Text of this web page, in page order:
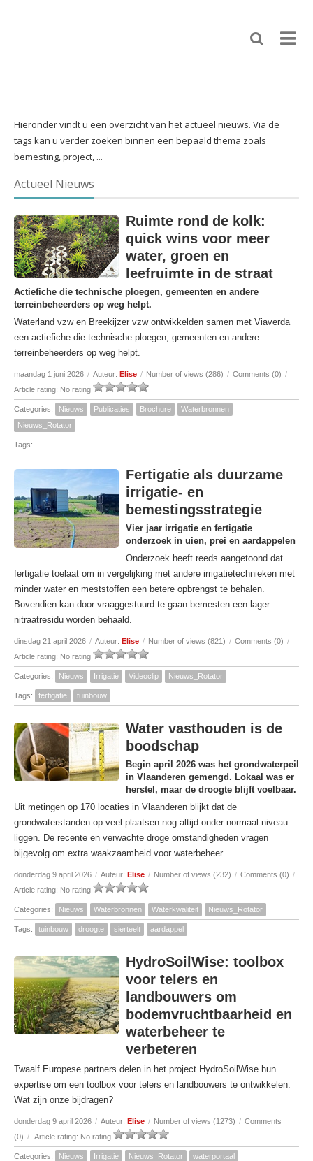
Hieronder vindt u een overzicht van het actueel nieuws. Via de
tags kan u verder zoeken binnen een bepaald thema zoals
bemesting, project, ...
Actueel Nieuws
Ruimte rond de kolk:
quick wins voor meer
water, groen en
leefruimte in de straat
Actiefiche die technische ploegen, gemeenten en andere
terreinbeheerders op weg helpt.
Waterland vzw en Breekijzer vzw ontwikkelden samen met Viaverda
een actiefiche die technische ploegen, gemeenten en andere
terreinbeheerders op weg helpt.
maandag 1 juni 2026 / Auteur: Elise / Number of views (286) / Comments (0) /
Article rating: No rating
Categories: Nieuws Publicaties Brochure
Waterbronnen
Nieuws_Rotator
Tags:
Fertigatie als duurzame
irrigatie- en
bemestingsstrategie
Vier jaar irrigatie en fertigatie
onderzoek in uien, prei en aardappelen
Onderzoek heeft reeds aangetoond dat
fertigatie toelaat om in vergelijking met andere irrigatietechnieken met
minder water en meststoffen een betere opbrengst te behalen.
Bovendien kan door vraaggestuurd te gaan bemesten een lager
nitraatresidu worden behaald.
dinsdag 21 april 2026 / Auteur: Elise / Number of views (821) / Comments (0) /
Article rating: No rating
Categories: Nieuws Irrigatie Videoclip Nieuws_Rotator
Tags: fertigatie tuinbouw
Water vasthouden is de
boodschap
Begin april 2026 was het grondwaterpeil
in Vlaanderen gemengd. Lokaal was er
herstel, maar de droogte blijft voelbaar.
Uit metingen op 170 locaties in Vlaanderen blijkt dat de
grondwaterstanden op veel plaatsen nog altijd onder normaal niveau
liggen. De recente en verwachte droge omstandigheden vragen
bijgevolg om extra waakzaamheid voor waterbeheer.
donderdag 9 april 2026 / Auteur: Elise / Number of views (232) / Comments (0) /
Article rating: No rating
Categories: Nieuws Waterbronnen Waterkwaliteit Nieuws_Rotator
Tags: tuinbouw droogte sierteelt aardappel
HydroSoilWise: toolbox
voor telers en
landbouwers om
bodemvruchtbaarheid en
waterbeheer te
verbeteren
Twaalf Europese partners delen in het project HydroSoilWise hun
expertise om een toolbox voor telers en landbouwers te ontwikkelen.
Wat zijn onze bijdragen?
donderdag 9 april 2026 / Auteur: Elise / Number of views (1273) / Comments
(0) / Article rating: No rating
Categories: Nieuws Irrigatie Nieuws_Rotator waterportaal